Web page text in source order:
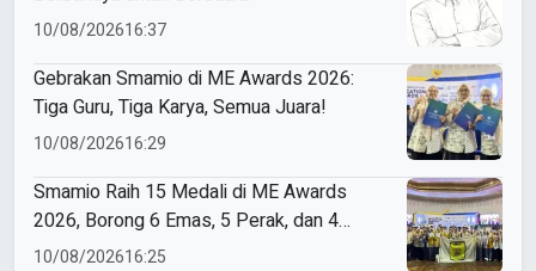
10/08/202616:37
Gebrakan Smamio di ME Awards 2026:
Tiga Guru, Tiga Karya, Semua Juara!
10/08/202616:29
Smamio Raih 15 Medali di ME Awards
2026, Borong 6 Emas, 5 Perak, dan 4
Perunggu
10/08/202616:25